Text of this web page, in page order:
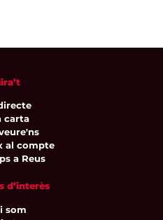
carta
al compte
a Reus
d’interès
som